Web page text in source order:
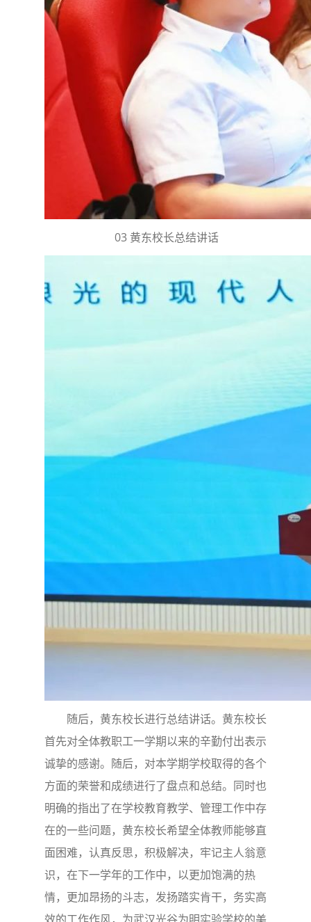
03 黄东校长总结讲话
随后，黄东校长进行总结讲话。黄东校长
首先对全体教职工一学期以来的辛勤付出表示
诚挚的感谢。随后，对本学期学校取得的各个
方面的荣誉和成绩进行了盘点和总结。同时也
明确的指出了在学校教育教学、管理工作中存
在的一些问题，黄东校长希望全体教师能够直
面困难，认真反思，积极解决，牢记主人翁意
识，在下一学年的工作中，以更加饱满的热
情，更加昂扬的斗志，发扬踏实肯干，务实高